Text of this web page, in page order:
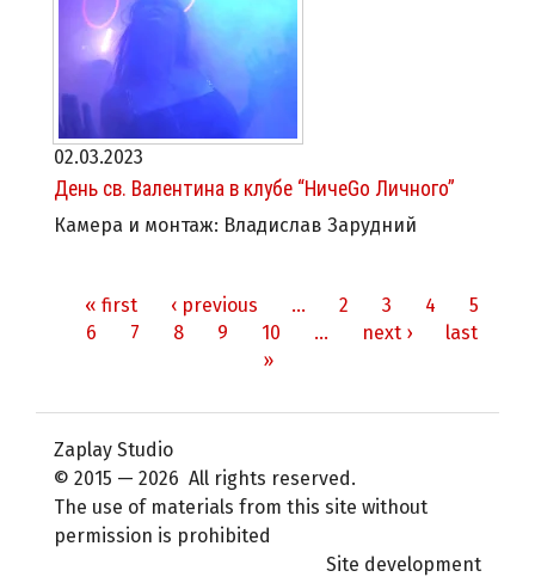
02.03.2023
День св. Валентина в клубе “НичеGo Личного”
Камера и монтаж: Владислав Зарудний
Pages« first ‹ previous … 2 3 4
5
6
7 8 9 10 … next ›
last
»
Zaplay Studio
© 2015 — 2026 All rights reserved.
The use of materials from this site without
permission is prohibited
Site development